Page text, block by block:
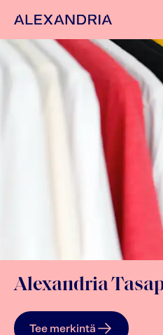
Etusivulle
Alexandria
Tee merkintä